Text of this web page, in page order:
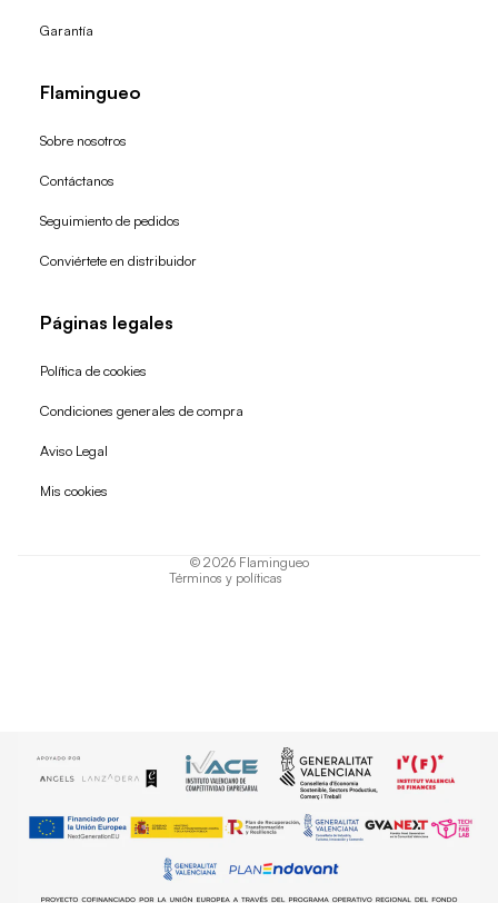
Garantía
Flamingueo
Sobre nosotros
Contáctanos
Seguimiento de pedidos
Conviértete en distribuidor
Páginas legales
Política de cookies
Condiciones generales de compra
Aviso Legal
Mis cookies
© 2026 Flamingueo
Términos y políticas